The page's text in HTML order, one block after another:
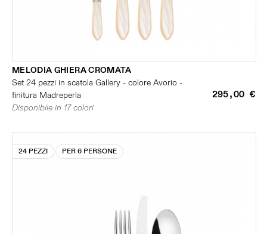
MELODIA GHIERA CROMATA
Set 24 pezzi in scatola Gallery - colore Avorio -
finitura Madreperla
295,00 €
Disponibile in 17 colori
24 PEZZI PER 6 PERSONE